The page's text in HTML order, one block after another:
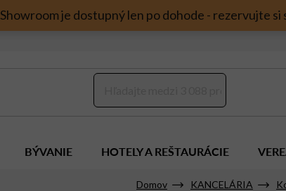
Showroom je dostupný len po dohode - rezervujte si
BÝVANIE HOTELY A REŠTAURÁCIE
Domov KANCELÁRIA